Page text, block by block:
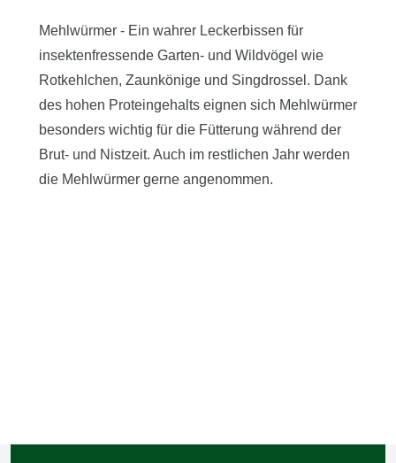
Mehlwürmer - Ein wahrer Leckerbissen für
insektenfressende Garten- und Wildvögel wie
Rotkehlchen, Zaunkönige und Singdrossel. Dank
des hohen Proteingehalts eignen sich Mehlwürmer
besonders wichtig für die Fütterung während der
Brut- und Nistzeit. Auch im restlichen Jahr werden
die Mehlwürmer gerne angenommen.